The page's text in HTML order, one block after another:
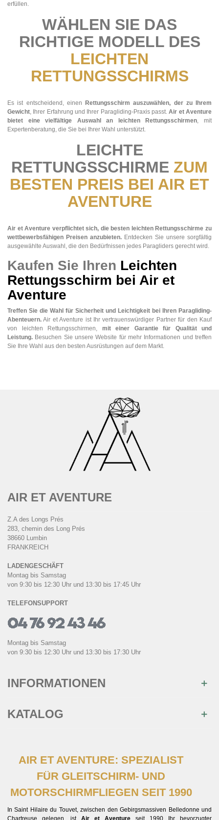
erfüllen.
WÄHLEN SIE DAS
RICHTIGE MODELL DES
LEICHTEN
RETTUNGSSCHIRMS
Es ist entscheidend, einen
Rettungsschirm auszuwählen, der zu Ihrem
Gewicht, Ihrer Erfahrung und Ihrer Paragliding-Praxis passt.Air et Aventure
bietet eine vielfältige Auswahl an leichten Rettungsschirmen, mit
Expertenberatung, die Sie bei Ihrer Wahl unterstützt.
LEICHTE
RETTUNGSSCHIRME ZUM
BESTEN PREIS BEI AIR ET
AVENTURE
Air et Aventure verpflichtet sich, die besten leichten Rettungsschirme zu
wettbewerbsfähigen Preisen anzubieten. Entdecken Sie unsere sorgfältig
ausgewählte Auswahl, die den Bedürfnissen jedes Paragliders gerecht wird.
Kaufen Sie Ihren Leichten
Rettungsschirm bei Air et
Aventure
Treffen Sie die Wahl für Sicherheit und Leichtigkeit bei Ihren Paragliding-
Abenteuern. Air et Aventure ist Ihr vertrauenswürdiger Partner für den Kauf
von leichten Rettungsschirmen, mit einer Garantie für Qualität und
Leistung. Besuchen Sie unsere Website für mehr Informationen und treffen
Sie Ihre Wahl aus den besten Ausrüstungen auf dem Markt.
AIR ET AVENTURE
Z.A des Longs Prés
283, chemin des Long Prés
38660 Lumbin
FRANKREICH
LADENGESCHÄFT
Montag bis Samstag
von 9:30 bis 12:30 Uhr und 13:30 bis 17:45 Uhr
TELEFONSUPPORT
Montag bis Samstag
von 9:30 bis 12:30 Uhr und 13:30 bis 17:30 Uhr
INFORMATIONEN
KATALOG
AIR ET AVENTURE: SPEZIALIST
FÜR GLEITSCHIRM- UND
MOTORSCHIRMFLIEGEN SEIT 1990
In Saint Hilaire du Touvet, zwischen den Gebirgsmassiven Belledonne und
Chartreuse gelegen, ist Air et Aventure seit 1990 Ihr bevorzugter